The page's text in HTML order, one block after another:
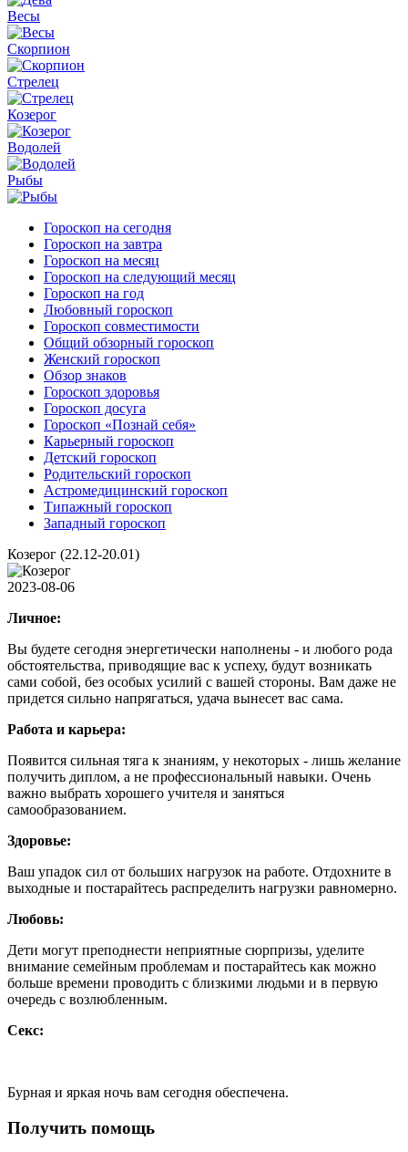
Весы
Скорпион
Стрелец
Козерог
Водолей
Рыбы
Гороскоп на сегодня
Гороскоп на завтра
Гороскоп на месяц
Гороскоп на следующий месяц
Гороскоп на год
Любовный гороскоп
Гороскоп совместимости
Общий обзорный гороскоп
Женский гороскоп
Обзор знаков
Гороскоп здоровья
Гороскоп досуга
Гороскоп «Познай себя»
Карьерный гороскоп
Детский гороскоп
Родительский гороскоп
Астромедицинский гороскоп
Типажный гороскоп
Западный гороскоп
Козерог (22.12-20.01)
2023-08-06
Личное:
Вы будете сегодня энергетически наполнены - и любого рода
обстоятельства, приводящие вас к успеху, будут возникать
сами собой, без особых усилий с вашей стороны. Вам даже не
придется сильно напрягаться, удача вынесет вас сама.
Работа и карьера:
Появится сильная тяга к знаниям, у некоторых - лишь желание
получить диплом, а не профессиональный навыки. Очень
важно выбрать хорошего учителя и заняться
самообразованием.
Здоровье:
Ваш упадок сил от больших нагрузок на работе. Отдохните в
выходные и постарайтесь распределить нагрузки равномерно.
Любовь:
Дети могут преподнести неприятные сюрпризы, уделите
внимание семейным проблемам и постарайтесь как можно
больше времени проводить с близкими людьми и в первую
очередь с возлюбленным.
Секс:
Бурная и яркая ночь вам сегодня обеспечена.
Получить помощь